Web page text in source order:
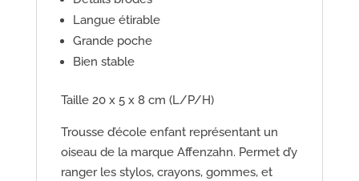
Langue étirable
Grande poche
Bien stable
Taille 20 x 5 x 8 cm (L/P/H)
Trousse d’école enfant représentant un
oiseau de la marque Affenzahn. Permet d’y
ranger les stylos, crayons, gommes, et